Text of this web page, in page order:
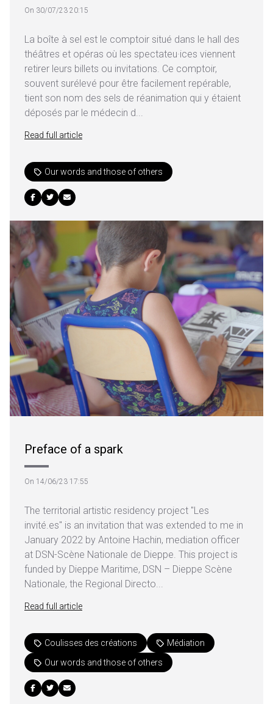
On 30/07/23 20:15
La boîte à sel est le comptoir situé dans le hall des
théâtres et opéras où les spectateu·ices viennent
retirer leurs billets ou invitations. Ce comptoir,
souvent surélevé pour être facilement repérable,
tient son nom des sels de réanimation qui y étaient
déposés par le médecin d...
Read full article
Our words and those of others
Preface of a spark
On 14/06/23 17:55
The territorial artistic residency project "Les
invité.es" is an invitation that was extended to me in
January 2022 by Antoine Hachin, mediation officer
at DSN-Scène Nationale de Dieppe. This project is
funded by Dieppe Maritime, DSN – Dieppe Scène
Nationale, the Regional Directo...
Read full article
Coulisses des créations
Médiation
Our words and those of others